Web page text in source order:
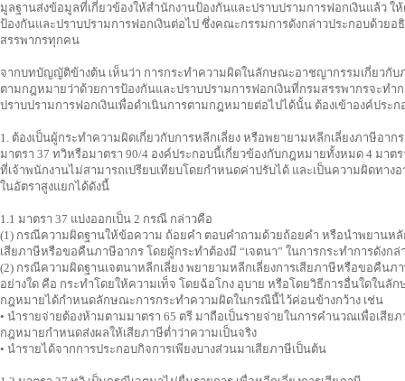
มูลฐานส่งข้อมูลที่เกี่ยวข้องให้สำนักงานป้องกันและปราบปรามการฟอกเงินแล้ว ใ
ป้องกันและปราบปรามการฟอกเงินต่อไป ซึ่งคณะกรรมการดังกล่าวประกอบด้วย
สรรพากรทุกคน
จากบทบัญญัติข้างต้น เห็นว่า การกระทำความผิดในลักษณะอาชญากรรมเกี่ยวกั
ตามกฎหมายว่าด้วยการป้องกันและปราบปรามการฟอกเงินที่กรมสรรพากรจะทำ
ปราบปรามการฟอกเงินเพื่อดำเนินการตามกฎหมายต่อไปได้นั้น ต้องเข้าองค์ประก
1. ต้องเป็นผู้กระทำความผิดเกี่ยวกับการหลีกเลี่ยง หรือพยายามหลีกเลี่ยงภาษีอา
มาตรา 37 ทวิหรือมาตรา 90/4 องค์ประกอบนี้เกี่ยวข้องกับกฎหมายทั้งหมด 4 มาต
ที่เจ้าพนักงานไม่สามารถเปรียบเทียบโดยกำหนดค่าปรับได้ และเป็นความผิดทา
ในอัตราสูงแยกได้ดังนี้
1.1 มาตรา 37 แบ่งออกเป็น 2 กรณี กล่าวคือ
(1) กรณีความผิดฐานให้ข้อความ ถ้อยคำ ตอบคำถามด้วยถ้อยคำ หรือนำพยานหลั
เสียภาษีหรือขอคืนภาษีอากร โดยผู้กระทำต้องมี “เจตนา” ในการกระทำการดังกล่
(2) กรณีความผิดฐานเจตนาหลีกเลี่ยง พยายามหลีกเลี่ยงการเสียภาษีหรือขอคืนภ
อย่างใด คือ กระทำโดยให้ความเท็จ โดยฉ้อโกง อุบาย หรือโดยวิธีการอื่นใดในลั
กฎหมายได้กำหนดลักษณะการกระทำความผิดในกรณีนี้ไว้ค่อนข้างกว้าง เช่น
• นำรายจ่ายต้องห้ามตามมาตรา 65 ตรี มาถือเป็นรายจ่ายในการคำนวณเพื่อเสีย
กฎหมายกำหนดส่งผลให้เสียภาษีต่ำว่าความเป็นจริง
• นำรายได้จากการประกอบกิจการเพียงบางส่วนมาเสียภาษีเป็นต้น